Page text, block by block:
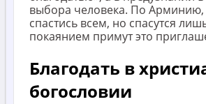
выбора человека. По Арминию,
спастись всем, но спасутся
покаянием примут это
Благодать в
богословии